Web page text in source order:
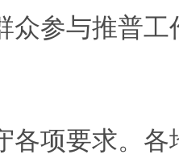
众参与推普
项要求。各